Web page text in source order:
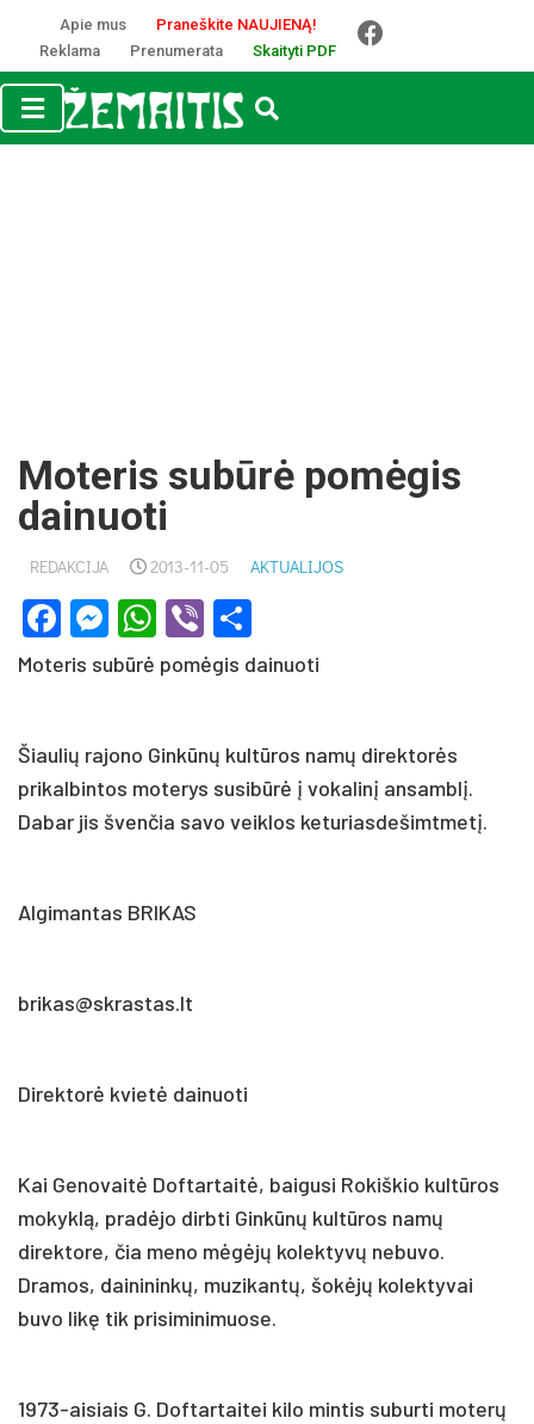
Apie mus
Praneškite NAUJIENĄ!
Reklama
Prenumerata Skaityti PDF
Moteris subūrė pomėgis
dainuoti
REDAKCIJA 2013-11-05 AKTUALIJOS
Facebook
Messenger
WhatsApp
Viber
Moteris subūrė pomėgis dainuoti
Šiaulių rajono Ginkūnų kultūros namų direktorės
prikalbintos moterys susibūrė į vokalinį ansamblį.
Dabar jis švenčia savo veiklos keturiasdešimtmetį.
Algimantas BRIKAS
brikas@skrastas.lt
Direktorė kvietė dainuoti
Kai Genovaitė Doftartaitė, baigusi Rokiškio kultūros
mokyklą, pradėjo dirbti Ginkūnų kultūros namų
direktore, čia meno mėgėjų kolektyvų nebuvo.
Dramos, dainininkų, muzikantų, šokėjų kolektyvai
buvo likę tik prisiminimuose.
1973-aisiais G. Doftartaitei kilo mintis suburti moterų